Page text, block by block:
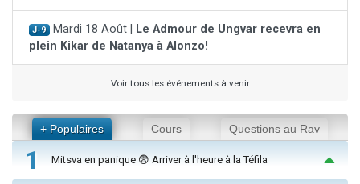
J-9 Mardi 18 Août |
Le Admour de Ungvar recevra en
plein Kikar de Natanya à Alonzo!
Voir tous les événements à venir
+ Populaires Cours Questions au Rav
1 Mitsva en panique 😨 Arriver à l'heure à la Téfila